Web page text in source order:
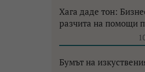
Хага даде тон:
разчита на помощи
Бумът на